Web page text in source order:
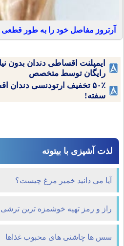
آرتروز مفاصل خود را به طور
ایمپلنت اقساطی دندان بدون
رایگان توسط متخصص
۵۰٪ تخفیف ارتودنسی دندان
سفته!
لذت آشپزی با بیتوته
آیا می دانید خمیر مرغ چیست؟
راز و رمز تهیه خوشمزه ترین ترشی
سس ها چاشنی های محبوب غذاها